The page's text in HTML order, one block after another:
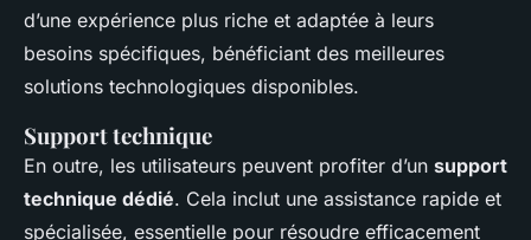
d’une expérience plus riche et adaptée à leurs
besoins spécifiques, bénéficiant des meilleures
solutions technologiques disponibles.
Support technique
En outre, les utilisateurs peuvent profiter d’un support
technique dédié. Cela inclut une assistance rapide et
spécialisée, essentielle pour résoudre efficacement